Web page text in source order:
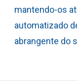
mantendo-os
automatizado
abrangente do